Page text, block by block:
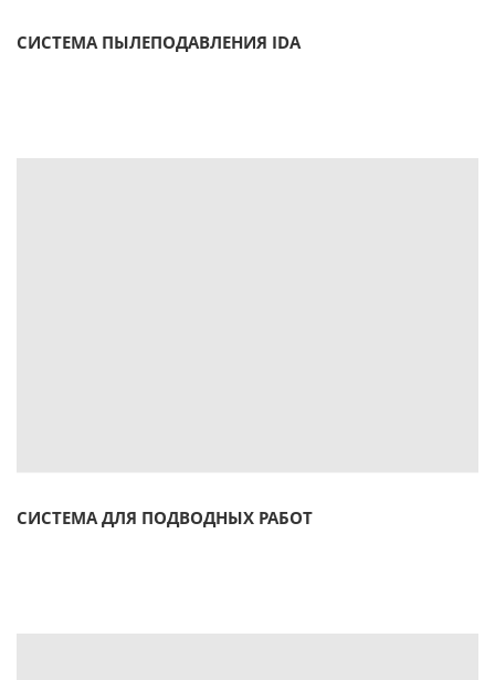
СИСТЕМА ПЫЛЕПОДАВЛЕНИЯ IDA
СИСТЕМА ДЛЯ ПОДВОДНЫХ РАБОТ